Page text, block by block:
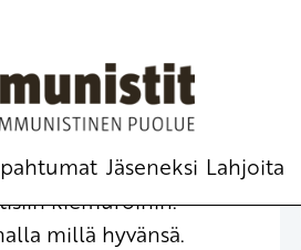
Jäseneksi Lahjoita
kiemuroihin.
millä hyvänsä.